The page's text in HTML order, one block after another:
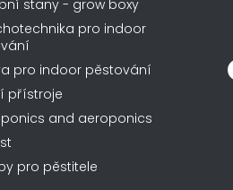
stany - grow boxy
pro indoor
pro indoor pěstování
přístroje
and aeroponics
pro pěstitele